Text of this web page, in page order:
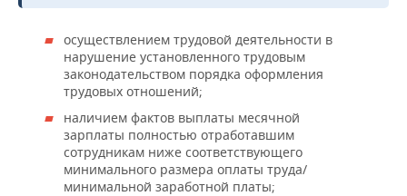
осуществлением трудовой деятельности в
нарушение установленного трудовым
законодательством порядка оформления
трудовых отношений;
наличием фактов выплаты месячной
зарплаты полностью отработавшим
сотрудникам ниже соответствующего
минимального размера оплаты труда/
минимальной заработной платы;